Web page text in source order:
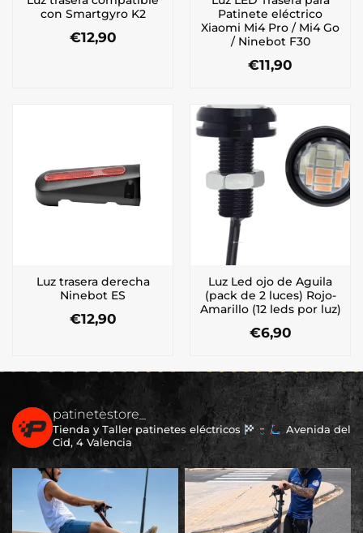
con Smartgyro K2
€12,90
Patinete eléctrico
Xiaomi Mi4 Pro / Mi4 Go
/ Ninebot F30
€11,90
Luz trasera derecha
Ninebot ES
€12,90
Luz Led ojo de Aguila
(pack de 2 luces) Rojo-
Amarillo (12 leds por luz)
€6,90
patinetestore_
Tienda y Taller patinetes eléctricos
Avenida del
Cid, 4 Valencia